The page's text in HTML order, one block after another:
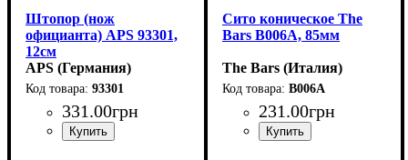
Штопор (нож
официанта) APS 93301,
12см
APS (Германия)
93301
331.00грн
Сито коническое The
Bars B006A, 85мм
The Bars (Италия)
B006A
231.00грн